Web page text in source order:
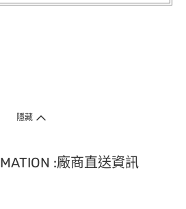
隱藏
:廠商直送資訊